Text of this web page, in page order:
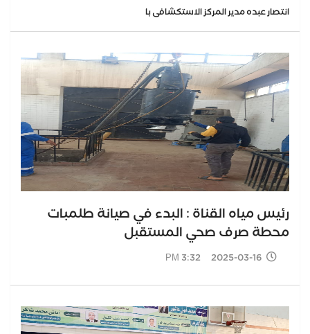
انتصار عبده مدير المركز الاستكشافى با
رئيس مياه القناة : البدء في صيانة طلمبات
محطة صرف صحي المستقبل
2025-03-16 3:32 PM